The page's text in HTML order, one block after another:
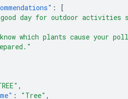
:
[
day for outdoor activities
which plants cause your
,
: "Tree" ,